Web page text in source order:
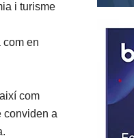
i turisme
com en
com
conviden a